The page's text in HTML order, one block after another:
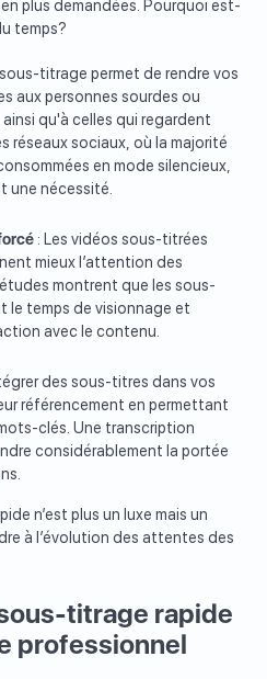
plus demandées. Pourquoi est-
temps?
sous-titrage permet de rendre vos
aux personnes sourdes ou
qu'à celles qui regardent
réseaux sociaux, où la majorité
en mode silencieux,
une nécessité.
: Les vidéos sous-titrées
mieux l’attention des
montrent que les sous-
le temps de visionnage et
avec le contenu.
des sous-titres dans vos
référencement en permettant
clés. Une transcription
considérablement la portée
n’est plus un luxe mais un
à l’évolution des attentes des
titrage rapide
professionnel